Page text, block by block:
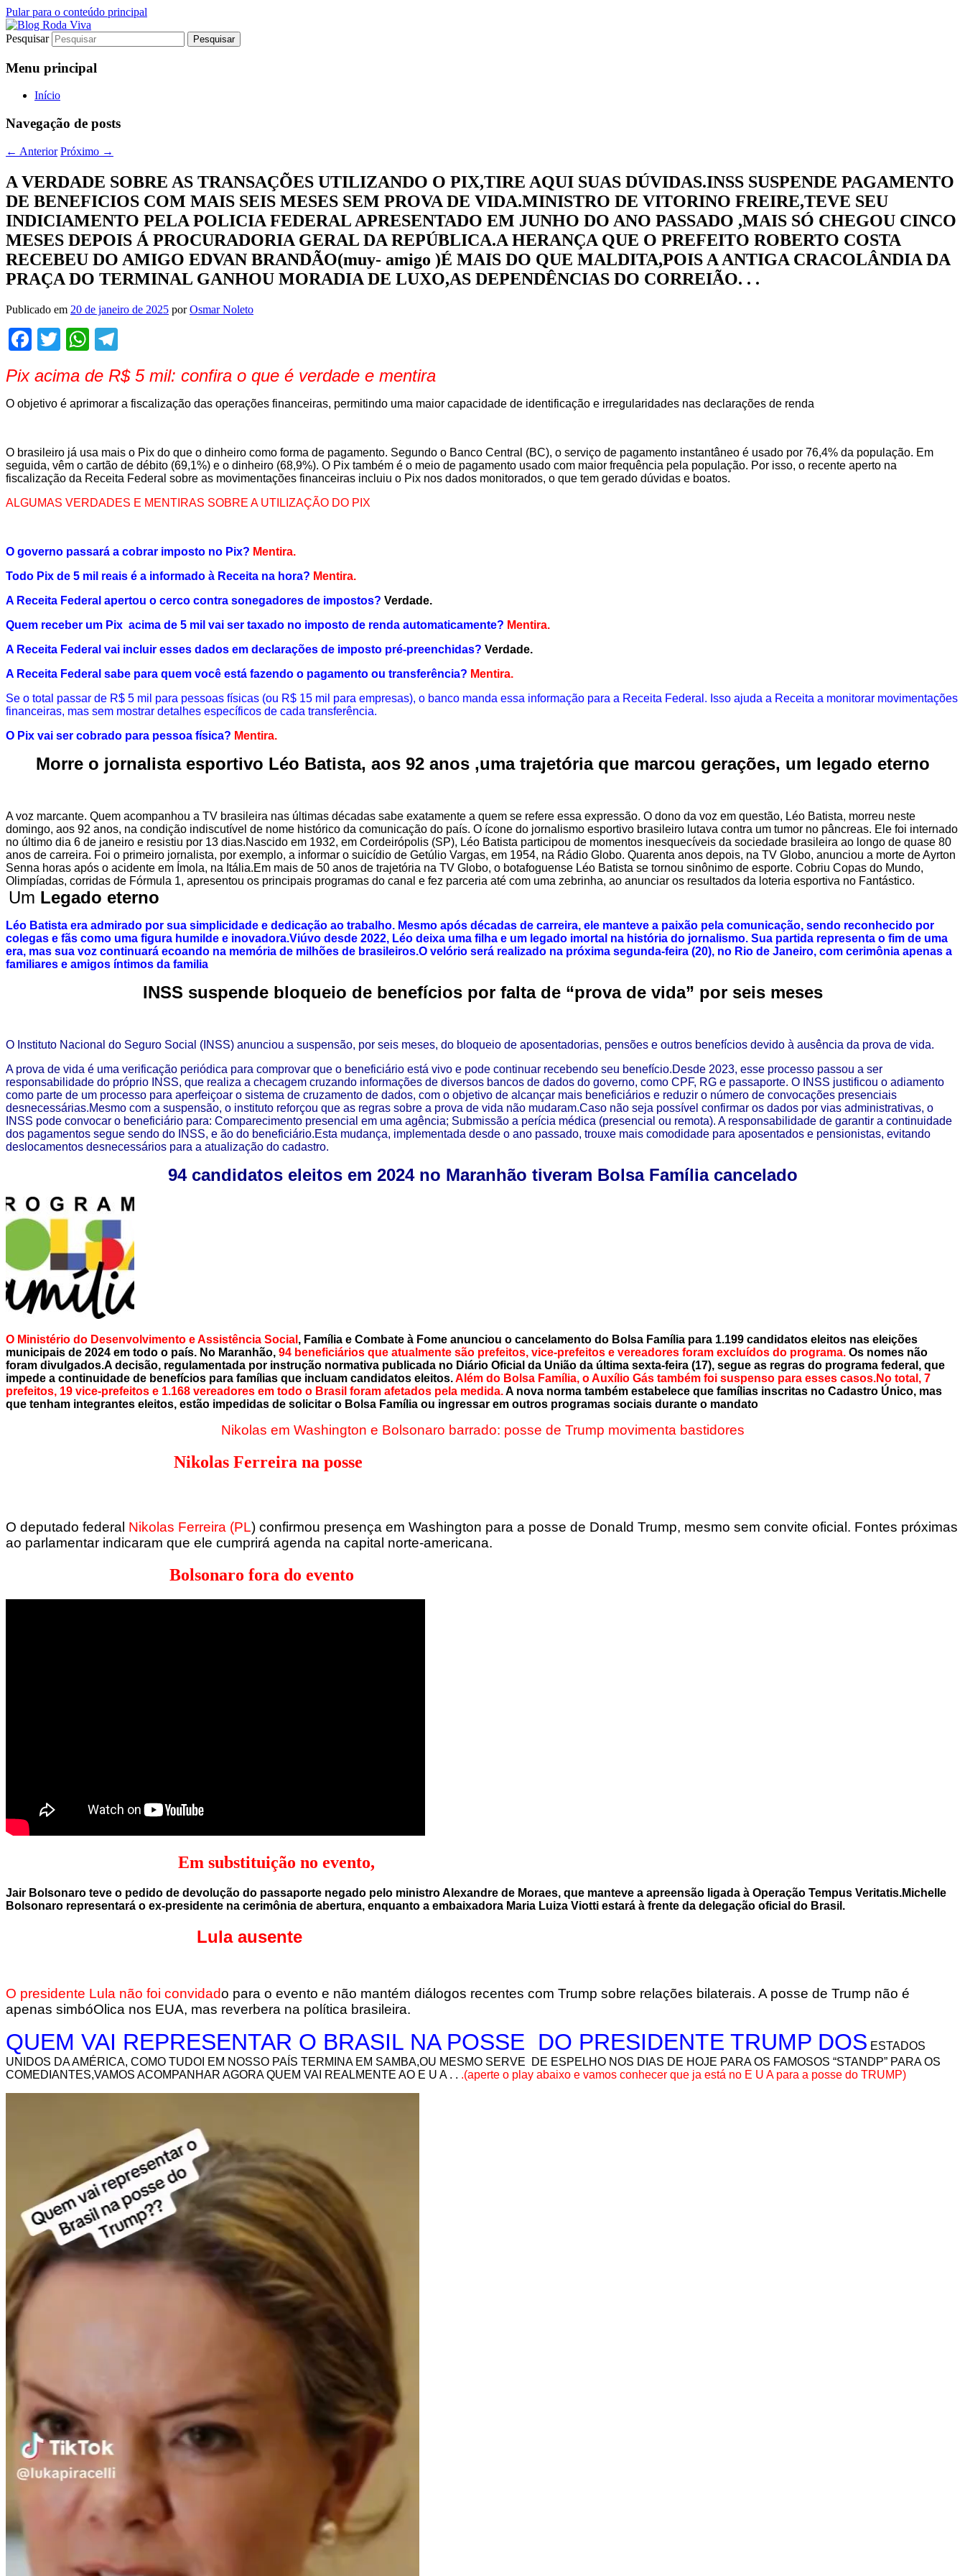
Pular para o conteúdo principal
Blog Roda Viva
Jornalismo sério comprometido com a verdade
Pesquisar
Menu principal
Início
Navegação de posts
← Anterior Próximo →
A VERDADE SOBRE AS TRANSAÇÕES UTILIZANDO O PIX,TIRE AQUI SUAS DÚVIDAS.INSS SUSPENDE PAGAMENTO
DE BENEFICIOS COM MAIS SEIS MESES SEM PROVA DE VIDA.MINISTRO DE VITORINO FREIRE,TEVE SEU
INDICIAMENTO PELA POLICIA FEDERAL APRESENTADO EM JUNHO DO ANO PASSADO ,MAIS SÓ CHEGOU CINCO
MESES DEPOIS Á PROCURADORIA GERAL DA REPÚBLICA.A HERANÇA QUE O PREFEITO ROBERTO COSTA
RECEBEU DO AMIGO EDVAN BRANDÃO(muy- amigo )É MAIS DO QUE MALDITA,POIS A ANTIGA CRACOLÂNDIA DA
PRAÇA DO TERMINAL GANHOU MORADIA DE LUXO,AS DEPENDÊNCIAS DO CORREIÃO. . .
Publicado em 20 de janeiro de 2025 porOsmar Noleto
Facebook
TwitterWhatsApp
Pix acima de R$ 5 mil: confira o que é verdade e mentira
O objetivo é aprimorar a fiscalização das operações financeiras, permitindo uma maior capacidade de identificação e irregularidades nas declarações de renda
O brasileiro já usa mais o Pix do que o dinheiro como forma de pagamento. Segundo o Banco Central (BC), o serviço de pagamento instantâneo é usado por 76,4% da população. Em
seguida, vêm o cartão de débito (69,1%) e o dinheiro (68,9%). O Pix também é o meio de pagamento usado com maior frequência pela população. Por isso, o recente aperto na
fiscalização da Receita Federal sobre as movimentações financeiras incluiu o Pix nos dados monitorados, o que tem gerado dúvidas e boatos.
ALGUMAS VERDADES E MENTIRAS SOBRE A UTILIZAÇÃO DO PIX
O governo passará a cobrar imposto no Pix? Mentira.
Todo Pix de 5 mil reais é a informado à Receita na hora? Mentira.
A Receita Federal apertou o cerco contra sonegadores de impostos? Verdade.
Quem receber um Pix acima de 5 mil vai ser taxado no imposto de renda automaticamente? Mentira.
A Receita Federal vai incluir esses dados em declarações de imposto pré-preenchidas? Verdade.
A Receita Federal sabe para quem você está fazendo o pagamento ou transferência? Mentira.
Se o total passar de R$ 5 mil para pessoas físicas (ou R$ 15 mil para empresas), o banco manda essa informação para a Receita Federal. Isso ajuda a Receita a monitorar movimentações
financeiras, mas sem mostrar detalhes específicos de cada transferência.
O Pix vai ser cobrado para pessoa física? Mentira.
Morre o jornalista esportivo Léo Batista, aos 92 anos ,uma trajetória que marcou gerações, um legado eterno
A voz marcante. Quem acompanhou a TV brasileira nas últimas décadas sabe exatamente a quem se refere essa expressão. O dono da voz em questão, Léo Batista, morreu neste
domingo, aos 92 anos, na condição indiscutível de nome histórico da comunicação do país. O ícone do jornalismo esportivo brasileiro lutava contra um tumor no pâncreas. Ele foi internado
no último dia 6 de janeiro e resistiu por 13 dias.Nascido em 1932, em Cordeirópolis (SP), Léo Batista participou de momentos inesquecíveis da sociedade brasileira ao longo de quase 80
anos de carreira. Foi o primeiro jornalista, por exemplo, a informar o suicídio de Getúlio Vargas, em 1954, na Rádio Globo. Quarenta anos depois, na TV Globo, anunciou a morte de Ayrton
Senna horas após o acidente em Ímola, na Itália.Em mais de 50 anos de trajetória na TV Globo, o botafoguense Léo Batista se tornou sinônimo de esporte. Cobriu Copas do Mundo,
Olimpíadas, corridas de Fórmula 1, apresentou os principais programas do canal e fez parceria até com uma zebrinha, ao anunciar os resultados da loteria esportiva no Fantástico.
Um Legado eterno
Léo Batista era admirado por sua simplicidade e dedicação ao trabalho. Mesmo após décadas de carreira, ele manteve a paixão pela comunicação, sendo reconhecido por
colegas e fãs como uma figura humilde e inovadora.Viúvo desde 2022, Léo deixa uma filha e um legado imortal na história do jornalismo. Sua partida representa o fim de uma
era, mas sua voz continuará ecoando na memória de milhões de brasileiros.O velório será realizado na próxima segunda-feira (20), no Rio de Janeiro, com cerimônia apenas a
familiares e amigos íntimos da familia
INSS suspende bloqueio de benefícios por falta de “prova de vida” por seis meses
O Instituto Nacional do Seguro Social (INSS) anunciou a suspensão, por seis meses, do bloqueio de aposentadorias, pensões e outros benefícios devido à ausência da prova de vida.
A prova de vida é uma verificação periódica para comprovar que o beneficiário está vivo e pode continuar recebendo seu benefício.Desde 2023, esse processo passou a ser
responsabilidade do próprio INSS, que realiza a checagem cruzando informações de diversos bancos de dados do governo, como CPF, RG e passaporte. O INSS justificou o adiamento
como parte de um processo para aperfeiçoar o sistema de cruzamento de dados, com o objetivo de alcançar mais beneficiários e reduzir o número de convocações presenciais
desnecessárias.Mesmo com a suspensão, o instituto reforçou que as regras sobre a prova de vida não mudaram.Caso não seja possível confirmar os dados por vias administrativas, o
INSS pode convocar o beneficiário para: Comparecimento presencial em uma agência; Submissão a perícia médica (presencial ou remota). A responsabilidade de garantir a continuidade
dos pagamentos segue sendo do INSS, e ão do beneficiário.Esta mudança, implementada desde o ano passado, trouxe mais comodidade para aposentados e pensionistas, evitando
deslocamentos desnecessários para a atualização do cadastro.
94 candidatos eleitos em 2024 no Maranhão tiveram Bolsa Família cancelado
O Ministério do Desenvolvimento e Assistência Social , Família e Combate à Fome anunciou o cancelamento do Bolsa Família para 1.199 candidatos eleitos nas eleições
municipais de 2024 em todo o país. No Maranhão, 94 beneficiários que atualmente são prefeitos, vice-prefeitos e vereadores foram excluídos do programa. Os nomes não
foram divulgados.A decisão, regulamentada por instrução normativa publicada no Diário Oficial da União da última sexta-feira (17), segue as regras do programa federal, que
impede a continuidade de benefícios para famílias que incluam candidatos eleitos.Além do Bolsa Família, o Auxílio Gás também foi suspenso para esses casos.No total, 7
prefeitos, 19 vice-prefeitos e 1.168 vereadores em todo o Brasil foram afetados pela medida.A nova norma também estabelece que famílias inscritas no Cadastro Único, mas
que tenham integrantes eleitos, estão impedidas de solicitar o Bolsa Família ou ingressar em outros programas sociais durante o mandato
Nikolas em Washington e Bolsonaro barrado: posse de Trump movimenta bastidores
Nikolas Ferreira na posse
O deputado federal Nikolas Ferreira (PL) confirmou presença em Washington para a posse de Donald Trump, mesmo sem convite oficial. Fontes próximas
ao parlamentar indicaram que ele cumprirá agenda na capital norte-americana.
Bolsonaro fora do evento
Em substituição no evento,
Jair Bolsonaro teve o pedido de devolução do passaporte negado pelo ministro Alexandre de Moraes, que manteve a apreensão ligada à Operação Tempus Veritatis.Michelle
Bolsonaro representará o ex-presidente na cerimônia de abertura, enquanto a embaixadora Maria Luiza Viotti estará à frente da delegação oficial do Brasil.
Lula ausente
O presidente Lula não foi convidado para o evento e não mantém diálogos recentes com Trump sobre relações bilaterais. A posse de Trump não é
apenas simbóOlica nos EUA, mas reverbera na política brasileira.
QUEM VAI REPRESENTAR O BRASIL NA POSSE DO PRESIDENTE TRUMP DOS ESTADOS
UNIDOS DA AMÉRICA, COMO TUDOI EM NOSSO PAÍS TERMINA EM SAMBA,OU MESMO SERVE DE ESPELHO NOS DIAS DE HOJE PARA OS FAMOSOS “STANDP” PARA OS
COMEDIANTES,VAMOS ACOMPANHAR AGORA QUEM VAI REALMENTE AO E U A . . .(aperte o play abaixo e vamos conhecer que ja está no E U A para a posse do TRUMP)